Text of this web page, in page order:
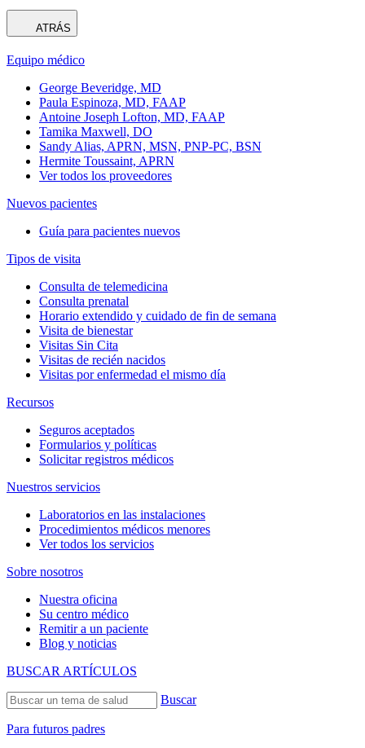
ATRÁS
Equipo médico
George Beveridge, MD
Paula Espinoza, MD, FAAP
Antoine Joseph Lofton, MD, FAAP
Tamika Maxwell, DO
Sandy Alias, APRN, MSN, PNP-PC, BSN
Hermite Toussaint, APRN
Ver todos los proveedores
Nuevos pacientes
Guía para pacientes nuevos
Tipos de visita
Consulta de telemedicina
Consulta prenatal
Horario extendido y cuidado de fin de semana
Visita de bienestar
Visitas Sin Cita
Visitas de recién nacidos
Visitas por enfermedad el mismo día
Recursos
Seguros aceptados
Formularios y políticas
Solicitar registros médicos
Nuestros servicios
Laboratorios en las instalaciones
Procedimientos médicos menores
Ver todos los servicios
Sobre nosotros
Nuestra oficina
Su centro médico
Remitir a un paciente
Blog y noticias
BUSCAR ARTÍCULOS
Buscar
Para futuros padres